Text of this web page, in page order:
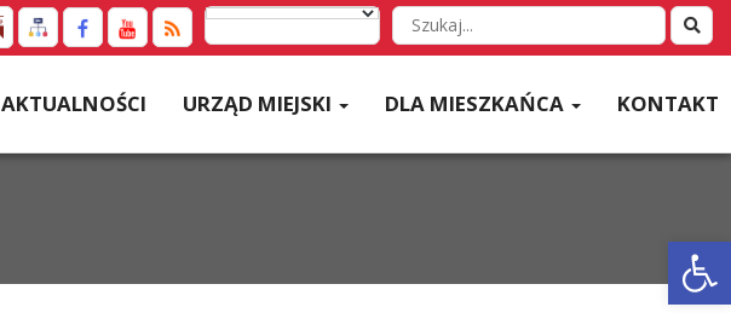
Wyszukaj
w
AKTUALNOŚCI URZĄD MIEJSKI DLA MIESZKAŃCA KONTAKT